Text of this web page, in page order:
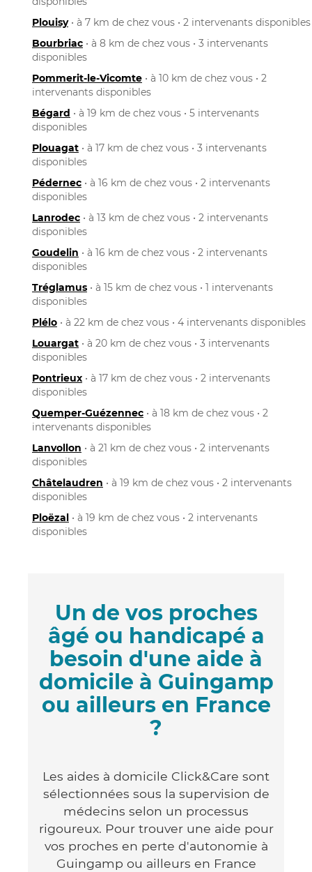
Plouisy• à 7 km de chez vous • 2 intervenants disponibles
Bourbriac • à 8 km de chez vous • 3 intervenants
disponibles
Pommerit-le-Vicomte • à 10 km de chez vous • 2
intervenants disponibles
Bégard • à 19 km de chez vous • 5 intervenants
disponibles
Plouagat • à 17 km de chez vous • 3 intervenants
disponibles
Pédernec • à 16 km de chez vous • 2 intervenants
disponibles
Lanrodec • à 13 km de chez vous • 2 intervenants
disponibles
Goudelin • à 16 km de chez vous • 2 intervenants
disponibles
Tréglamus • à 15 km de chez vous • 1 intervenants
disponibles
Plélo • à 22 km de chez vous • 4 intervenants disponibles
Louargat • à 20 km de chez vous • 3 intervenants
disponibles
Pontrieux • à 17 km de chez vous • 2 intervenants
disponibles
Quemper-Guézennec • à 18 km de chez vous • 2
intervenants disponibles
Lanvollon • à 21 km de chez vous • 2 intervenants
disponibles
Châtelaudren • à 19 km de chez vous • 2 intervenants
disponibles
Ploëzal • à 19 km de chez vous • 2 intervenants
disponibles
Un de vos proches
âgé ou handicapé a
besoin d'une aide à
domicile à Guingamp
ou ailleurs en France
?
Les aides à domicile Click&Care sont
sélectionnées sous la supervision de
médecins selon un processus
rigoureux. Pour trouver une aide pour
vos proches en perte d'autonomie à
Guingamp ou ailleurs en France